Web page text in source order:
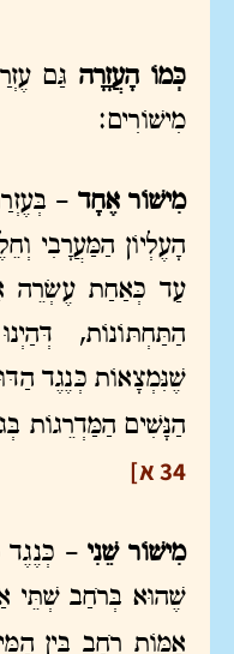
כְּמוֹ הָעֲזָרָה גַּם
מִישׁוֹרִים:
מִישׁוֹר אֶחָד –
הָעֶלְיוֹן הַמַּעֲרָבִי
עַד כְּאַחַת עֶשְׂרֵה
הַתַּחְתּוֹנוֹת,
שֶׁנִּמְצָאוֹת כְּנֶגֶד
הַנָּשִׁים הַמַּדְרֵגוֹת
34 א]
מִישׁוֹר שֵׁנִי –
שֶׁהוּא בְּרֹחַב שְׁתֵּי
אַמּוֹת רֹחַב בֵּין